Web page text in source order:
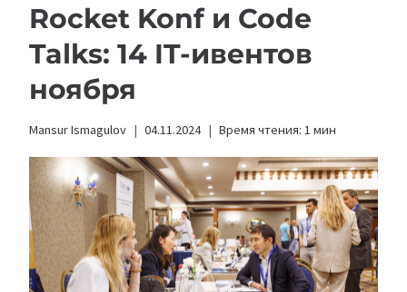
Rocket Konf и Code
Talks: 14 IT-ивентов
ноября
Mansur Ismagulov 04.11.2024 Время чтения: 1 мин